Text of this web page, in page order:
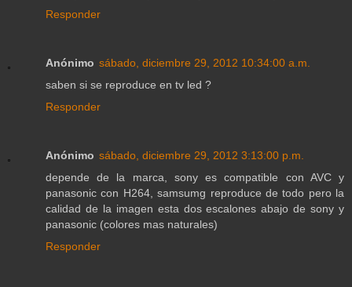
Responder
Anónimo sábado, diciembre 29, 2012 10:34:00 a.m.
saben si se reproduce en tv led ?
Responder
Anónimo sábado, diciembre 29, 2012 3:13:00 p.m.
depende de la marca, sony es compatible con AVC y
panasonic con H264, samsumg reproduce de todo pero la
calidad de la imagen esta dos escalones abajo de sony y
panasonic (colores mas naturales)
Responder